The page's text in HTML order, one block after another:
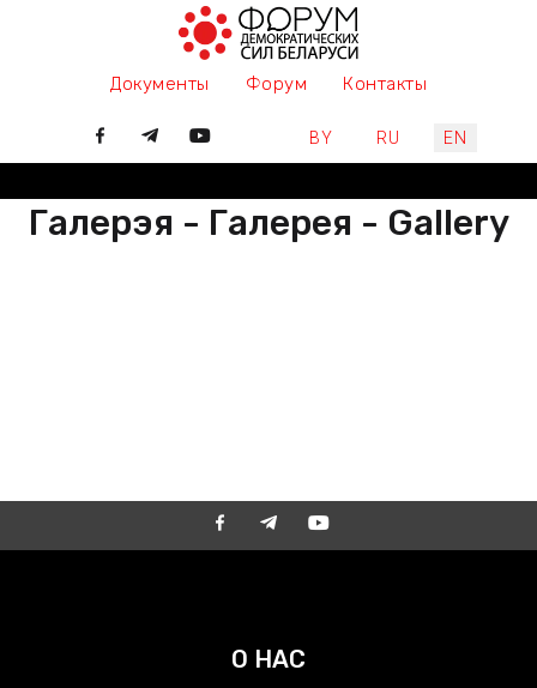
Документы Форум Контакты
Select your language
BY RU EN
Галерэя - Галерея - Gallery
О НАС